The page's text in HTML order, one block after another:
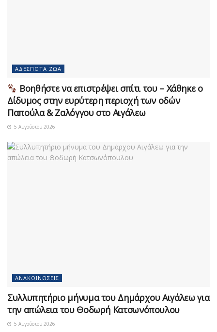
ΑΔΈΣΠΟΤΑ ΖΏΑ
Βοηθήστε να επιστρέψει σπίτι του – Χάθηκε ο
Δίδυμος στην ευρύτερη περιοχή των οδών
Παπούλα & Ζαλόγγου στο Αιγάλεω
5 Αυγούστου 2026
ΑΝΑΚΟΙΝΏΣΕΙΣ
Συλλυπητήριο μήνυμα του Δημάρχου Αιγάλεω για
την απώλεια του Θοδωρή Κατσωνόπουλου
5 Αυγούστου 2026